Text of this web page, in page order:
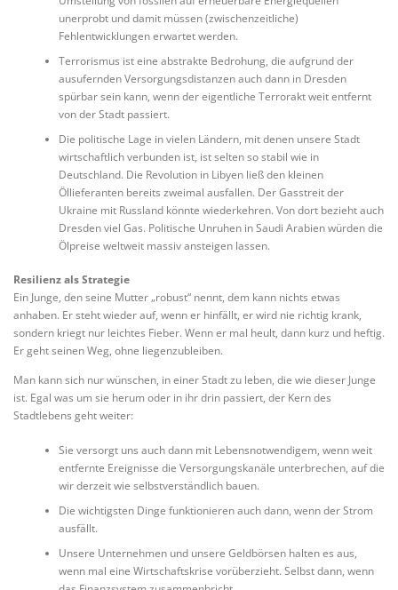
unerprobt und damit müssen (zwischenzeitliche)
Fehlentwicklungen erwartet werden.
Terrorismus ist eine abstrakte Bedrohung, die aufgrund der
ausufernden Versorgungsdistanzen auch dann in Dresden
spürbar sein kann, wenn der eigentliche Terrorakt weit entfernt
von der Stadt passiert.
Die politische Lage in vielen Ländern, mit denen unsere Stadt
wirtschaftlich verbunden ist, ist selten so stabil wie in
Deutschland. Die Revolution in Libyen ließ den kleinen
Öllieferanten bereits zweimal ausfallen. Der Gasstreit der
Ukraine mit Russland könnte wiederkehren. Von dort bezieht auch
Dresden viel Gas. Politische Unruhen in Saudi Arabien würden die
Ölpreise weltweit massiv ansteigen lassen.
Resilienz als Strategie
Ein Junge, den seine Mutter „robust“ nennt, dem kann nichts etwas
anhaben. Er steht wieder auf, wenn er hinfällt, er wird nie richtig krank,
sondern kriegt nur leichtes Fieber. Wenn er mal heult, dann kurz und heftig.
Er geht seinen Weg, ohne liegenzubleiben.
Man kann sich nur wünschen, in einer Stadt zu leben, die wie dieser Junge
ist. Egal was um sie herum oder in ihr drin passiert, der Kern des
Stadtlebens geht weiter:
Sie versorgt uns auch dann mit Lebensnotwendigem, wenn weit
entfernte Ereignisse die Versorgungskanäle unterbrechen, auf die
wir derzeit wie selbstverständlich bauen.
Die wichtigsten Dinge funktionieren auch dann, wenn der Strom
ausfällt.
Unsere Unternehmen und unsere Geldbörsen halten es aus,
wenn mal eine Wirtschaftskrise vorüberzieht. Selbst dann, wenn